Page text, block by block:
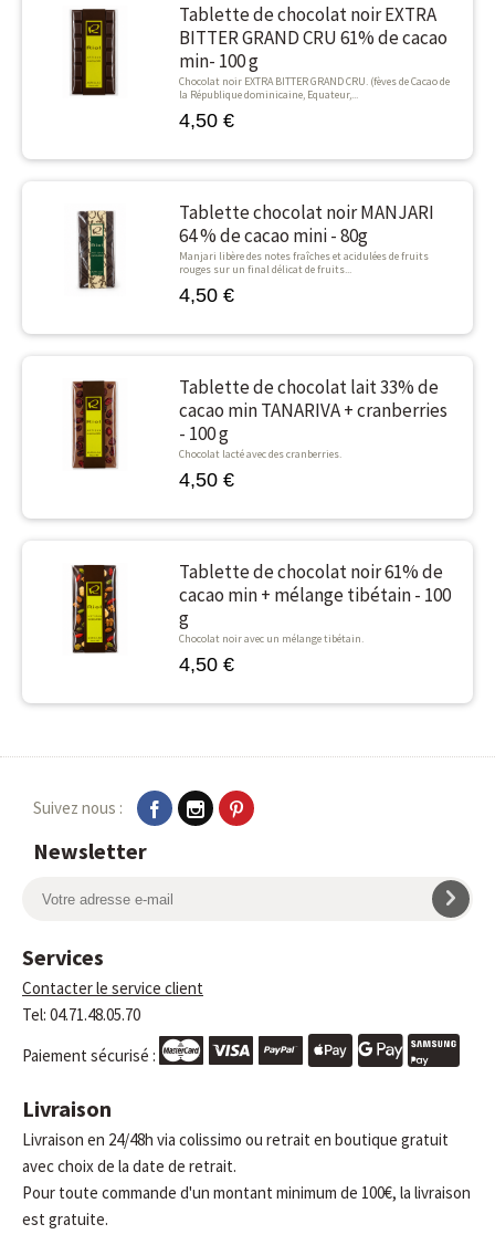
Tablette de chocolat noir EXTRA
BITTER GRAND CRU 61% de cacao
min- 100 g
Chocolat noir EXTRA BITTER GRAND CRU. (fèves de Cacao de
la République dominicaine, Equateur,...
4,50 €
Tablette chocolat noir MANJARI
64 % de cacao mini - 80g
Manjari libère des notes fraîches et acidulées de fruits
rouges sur un final délicat de fruits...
4,50 €
Tablette de chocolat lait 33% de
cacao min TANARIVA + cranberries
- 100 g
Chocolat lacté avec des cranberries.
4,50 €
Tablette de chocolat noir 61% de
cacao min + mélange tibétain - 100
g
Chocolat noir avec un mélange tibétain.
4,50 €
Suivez nous :
Newsletter
Services
Contacter le service client
Tel: 04.71.48.05.70
Paiement sécurisé :
Livraison
Livraison en 24/48h via colissimo ou retrait en boutique gratuit
avec choix de la date de retrait.
Pour toute commande d'un montant minimum de 100€, la livraison
est gratuite.